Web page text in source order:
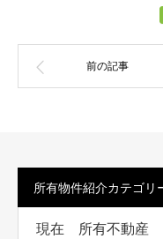
所有物件紹介カテゴリ
現在 所有不動産